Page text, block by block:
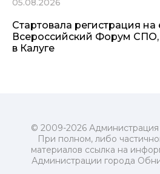
05.08.2026
Стартовала регистрация
Всероссийский Форум
в Калуге
© 2009-2026
При полном, либо
материалов ссылка на
Администрации города